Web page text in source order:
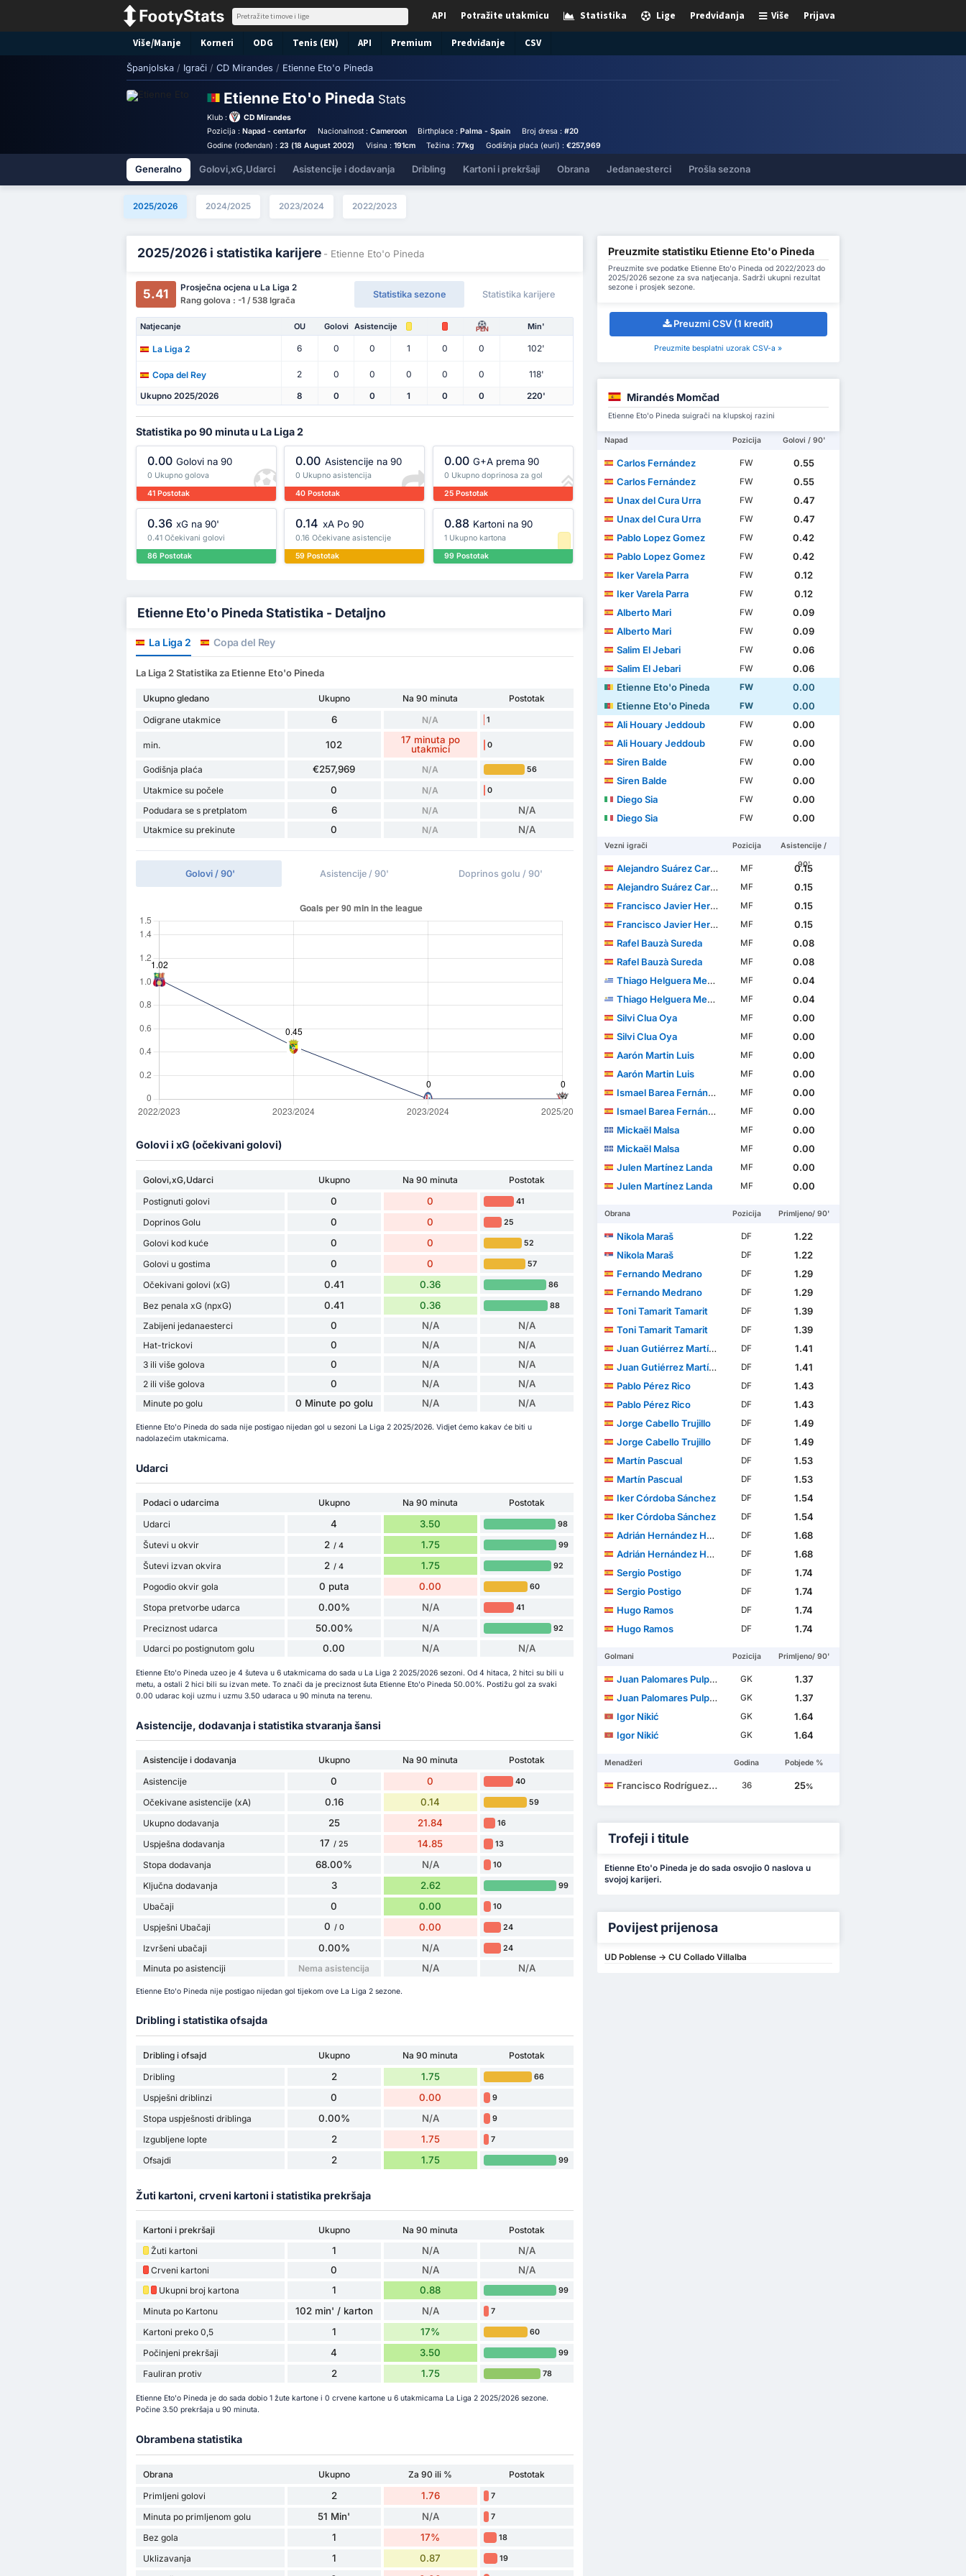
Prijava
Više
Predviđanja
Lige
Statistika
Potražite utakmicu
API
Više/Manje Korneri ODG Tenis (EN) API Premium Predviđanje CSV
Španjolska / Igrači / CD Mirandes / Etienne Eto'o Pineda
Etienne Eto'o Pineda Stats
Klub :
CD Mirandes
Pozicija :Napad - centarfor Nacionalnost : Cameroon Birthplace :Palma - Spain Broj dresa : #20
Godine (rođendan) :23 (18 August 2002) Visina : 191cm Težina :77kg Godišnja plaća (euri) : €257,969
Generalno Golovi,xG,Udarci Asistencije i dodavanja Dribling Kartoni i prekršaji Obrana Jedanaesterci Prošla sezona
2025/2026 2024/2025 2023/2024 2022/2023
2025/2026 i statistika karijere - Etienne Eto'o Pineda
5.41
Prosječna ocjena u La Liga 2
Rang golova : -1 / 538 Igrača
Statistika sezone Statistika karijere
Natjecanje OU Golovi Asistencije PEN Min'
La Liga 2 6 0 0 1 0 0 102'
Copa del Rey 2 0 0 0 0 0 118'
Ukupno 2025/2026 8 0 0 1 0 0 220'
Statistika po 90 minuta u La Liga 2
0.00 Golovi na 90
0 Ukupno golova
41 Postotak
0.00 Asistencije na 90
0 Ukupno asistencija
40 Postotak
0.00 G+A prema 90
0 Ukupno doprinosa za gol
25 Postotak
0.36 xG na 90'
0.41 Očekivani golovi
86 Postotak
0.14 xA Po 90
0.16 Očekivane asistencije
59 Postotak
0.88 Kartoni na 90
1 Ukupno kartona
99 Postotak
Etienne Eto'o Pineda Statistika - Detaljno
La Liga 2 Copa del Rey
La Liga 2 Statistika za Etienne Eto'o Pineda
Ukupno gledano Ukupno Na 90 minuta
Postotak
Odigrane utakmice
6 N/A 1
min. 102
17 minuta po
utakmici
0
Godišnja plaća €257,969 N/A 56
Utakmice su počele 0 N/A 0
Podudara se s pretplatom 6 N/A N/A
Utakmice su prekinute 0 N/A N/A
Golovi / 90' Asistencije / 90' Doprinos golu / 90'
Golovi i xG (očekivani golovi)
Golovi,xG,Udarci Ukupno Na 90 minuta
Postotak
Postignuti golovi
0 0 41
Doprinos Golu 0 0 25
Golovi kod kuće 0 0 52
Golovi u gostima 0 0 57
Očekivani golovi (xG) 0.41 0.36 86
Bez penala xG (npxG) 0.41 0.36 88
Zabijeni jedanaesterci 0 N/A N/A
Hat-trickovi 0 N/A N/A
3 ili više golova 0 N/A N/A
2 ili više golova 0 N/A N/A
Minute po golu 0 Minute po golu N/A N/A
Etienne Eto'o Pineda do sada nije postigao nijedan gol u sezoni La Liga 2 2025/2026. Vidjet ćemo kakav će biti u
nadolazećim utakmicama.
Udarci
Podaci o udarcima Ukupno Na 90 minuta
Postotak
Udarci
4 3.50 98
Šutevi u okvir 2 / 4 1.75 99
Šutevi izvan okvira 2 / 4 1.75 92
Pogodio okvir gola 0 puta 0.00 60
Stopa pretvorbe udarca 0.00% N/A 41
Preciznost udarca 50.00% N/A 92
Udarci po postignutom golu 0.00 N/A N/A
Etienne Eto'o Pineda uzeo je 4 šuteva u 6 utakmicama do sada u La Liga 2 2025/2026 sezoni. Od 4 hitaca, 2 hitci su bili u
metu, a ostali 2 hici bili su izvan mete. To znači da je preciznost šuta Etienne Eto'o Pineda 50.00%. Postižu gol za svaki
0.00 udarac koji uzmu i uzmu 3.50 udaraca u 90 minuta na terenu.
Asistencije, dodavanja i statistika stvaranja šansi
Asistencije i dodavanja Ukupno Na 90 minuta
Postotak
Asistencije
0 0 40
Očekivane asistencije (xA) 0.16 0.14 59
Ukupno dodavanja 25 21.84 16
Uspješna dodavanja 17 / 25 14.85 13
Stopa dodavanja 68.00% N/A 10
Ključna dodavanja 3 2.62 99
Ubačaji 0 0.00 10
Uspješni Ubačaji 0 / 0 0.00 24
Izvršeni ubačaji 0.00% N/A 24
Minuta po asistenciji Nema asistencija N/A N/A
Etienne Eto'o Pineda nije postigao nijedan gol tijekom ove La Liga 2 sezone.
Dribling i statistika ofsajda
Dribling i ofsajd Ukupno Na 90 minuta
Postotak
Dribling
2 1.75 66
Uspješni driblinzi 0 0.00 9
Stopa uspješnosti driblinga 0.00% N/A 9
Izgubljene lopte 2 1.75 7
Ofsajdi 2 1.75 99
Žuti kartoni, crveni kartoni i statistika prekršaja
Kartoni i prekršaji Ukupno Na 90 minuta
Postotak
Žuti kartoni
1 N/A N/A
Crveni kartoni 0 N/A N/A
Ukupni broj kartona 1 0.88 99
Minuta po Kartonu 102 min' / karton N/A 7
Kartoni preko 0,5 1 17% 60
Počinjeni prekršaji 4 3.50 99
Fauliran protiv 2 1.75 78
Etienne Eto'o Pineda je do sada dobio 1 žute kartone i 0 crvene kartone u 6 utakmicama La Liga 2 2025/2026 sezone.
Počine 3.50 prekršaja u 90 minuta.
Obrambena statistika
Obrana Ukupno Za 90 ili %
Postotak
Primljeni golovi
2 1.76 7
Minuta po primljenom golu 51 Min' N/A 7
Bez gola 1 17% 18
Uklizavanja 1 0.87 19
Preuzmite statistiku Etienne Eto'o Pineda
Preuzmite sve podatke Etienne Eto'o Pineda od 2022/2023 do
2025/2026 sezone za sva natjecanja. Sadrži ukupni rezultat
sezone i prosjek sezone.
Preuzmi CSV (1 kredit)
Preuzmite besplatni uzorak CSV-a »
Mirandés Momčad
Etienne Eto'o Pineda suigrači na klupskoj razini
Napad Pozicija Golovi / 90'
Carlos Fernández FW
0.55
Carlos Fernández
FW
0.55
Unax del Cura Urra
FW
0.47
Unax del Cura Urra
FW
0.47
Pablo Lopez Gomez
FW
0.42
Pablo Lopez Gomez
FW
0.42
Iker Varela Parra
FW
0.12
Iker Varela Parra
FW
0.12
Alberto Mari
FW
0.09
Alberto Mari
FW
0.09
Salim El Jebari
FW
0.06
Salim El Jebari
FW
0.06
Etienne Eto'o Pineda
FW
0.00
Etienne Eto'o Pineda
FW
0.00
Ali Houary Jeddoub
FW
0.00
Ali Houary Jeddoub
FW
0.00
Siren Balde
FW
0.00
Siren Balde
FW
0.00
Diego Sia
FW
0.00
Diego Sia
FW 0.00
Vezni igrači Pozicija
Asistencije /
90'
Alejandro Suárez Cardero MF
0.15
Alejandro Suárez Cardero
MF
0.15
Francisco Javier Hernandez Coarasa
MF
0.15
Francisco Javier Hernandez Coarasa
MF
0.15
Rafel Bauzà Sureda
MF
0.08
Rafel Bauzà Sureda
MF
0.08
Thiago Helguera Merello Volante
MF
0.04
Thiago Helguera Merello Volante
MF
0.04
Silvi Clua Oya
MF
0.00
Silvi Clua Oya
MF
0.00
Aarón Martin Luis
MF
0.00
Aarón Martin Luis
MF
0.00
Ismael Barea Fernández
MF
0.00
Ismael Barea Fernández
MF
0.00
Mickaël Malsa
MF
0.00
Mickaël Malsa
MF
0.00
Julen Martínez Landa
MF
0.00
Julen Martínez Landa
MF 0.00
Obrana Pozicija Primljeno/ 90'
Nikola Maraš DF
1.22
Nikola Maraš
DF
1.22
Fernando Medrano
DF
1.29
Fernando Medrano
DF
1.29
Toni Tamarit Tamarit
DF
1.39
Toni Tamarit Tamarit
DF
1.39
Juan Gutiérrez Martínez
DF
1.41
Juan Gutiérrez Martínez
DF
1.41
Pablo Pérez Rico
DF
1.43
Pablo Pérez Rico
DF
1.43
Jorge Cabello Trujillo
DF
1.49
Jorge Cabello Trujillo
DF
1.49
Martín Pascual
DF
1.53
Martín Pascual
DF
1.53
Iker Córdoba Sánchez
DF
1.54
Iker Córdoba Sánchez
DF
1.54
Adrián Hernández Hernández
DF
1.68
Adrián Hernández Hernández
DF
1.68
Sergio Postigo
DF
1.74
Sergio Postigo
DF
1.74
Hugo Ramos
DF
1.74
Hugo Ramos
DF 1.74
Golmani Pozicija Primljeno/ 90'
Juan Palomares Pulpillo GK
1.37
Juan Palomares Pulpillo
GK
1.37
Igor Nikić
GK
1.64
Igor Nikić
GK 1.64
Menadžeri Godina Pobjede %
Francisco Rodríguez Justo 36 25%
Trofeji i titule
Etienne Eto'o Pineda je do sada osvojio 0 naslova u
svojoj karijeri.
Povijest prijenosa
UD Poblense -> CU Collado Villalba